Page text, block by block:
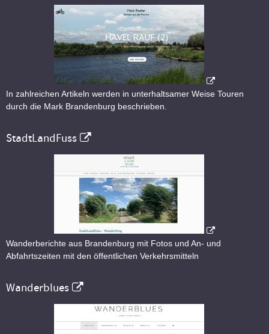
In zahlreichen Artikeln werden in unterhaltsamer Weise Touren
durch die Mark Brandenburg beschrieben.
StadtLandFuss
Wanderberichte aus Brandenburg mit Fotos und An- und
Abfahrtszeiten mit den öffentlichen Verkehrsmitteln
Wanderblues